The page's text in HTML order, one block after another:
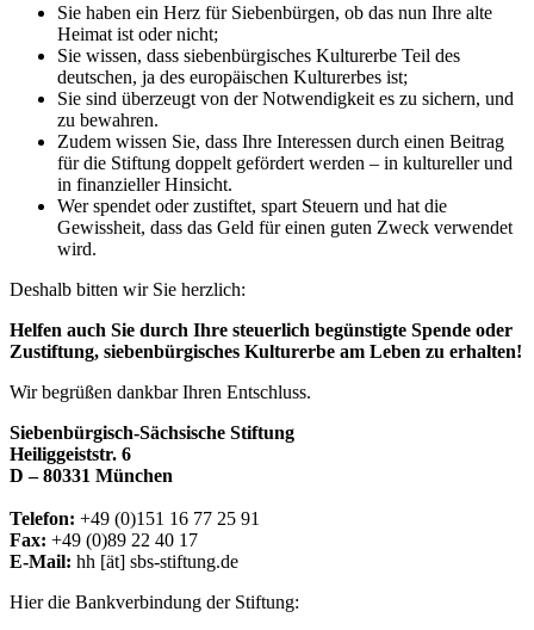
Sie haben ein Herz für Siebenbürgen, ob das nun Ihre alte
Heimat ist oder nicht;
Sie wissen, dass siebenbürgisches Kulturerbe Teil des
deutschen, ja des europäischen Kulturerbes ist;
Sie sind überzeugt von der Notwendigkeit es zu sichern, und
zu bewahren.
Zudem wissen Sie, dass Ihre Interessen durch einen Beitrag
für die Stiftung doppelt gefördert werden – in kultureller und
in finanzieller Hinsicht.
Wer spendet oder zustiftet, spart Steuern und hat die
Gewissheit, dass das Geld für einen guten Zweck verwendet
wird.
Deshalb bitten wir Sie herzlich:
Helfen auch Sie durch Ihre steuerlich begünstigte Spende oder
Zustiftung, siebenbürgisches Kulturerbe am Leben zu erhalten!
Wir begrüßen dankbar Ihren Entschluss.
Siebenbürgisch-Sächsische Stiftung
Heiliggeiststr. 6
D – 80331 München
Telefon: +49 (0)151 16 77 25 91
Fax: +49 (0)89 22 40 17
E-Mail: hh [ät] sbs-stiftung.de
Hier die Bankverbindung der Stiftung: